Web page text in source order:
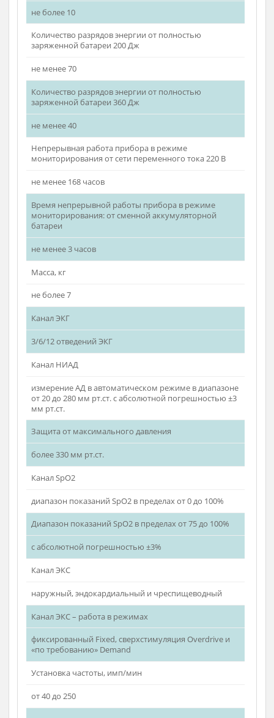
Энергия импульса воздействия: для детей
5,10,25,50,75,100,150 Дж (блокировка выдачи энергии
более 150 Дж в детском режиме)
Время набора энергии 200 Дж, с
не более 6
Время набора энергии 360 Дж, с
не более 10
заряженной батареи 200 Дж
не менее 70
Количество разрядов энергии от полностью
заряженной батареи 360 Дж
не менее 40
Непрерывная работа прибора в режиме
мониторирования от сети переменного тока 220 В
не менее 168 часов
Время непрерывной работы прибора в режиме
батареи
не менее 3 часов
Масса, кг
не более 7
3/6/12 отведений ЭКГ
Канал НИАД
от 20 до 280 мм рт.ст. с абсолютной погрешностью ±3
Защита от максимального давления
более 330 мм рт.ст.
Канал SpО2